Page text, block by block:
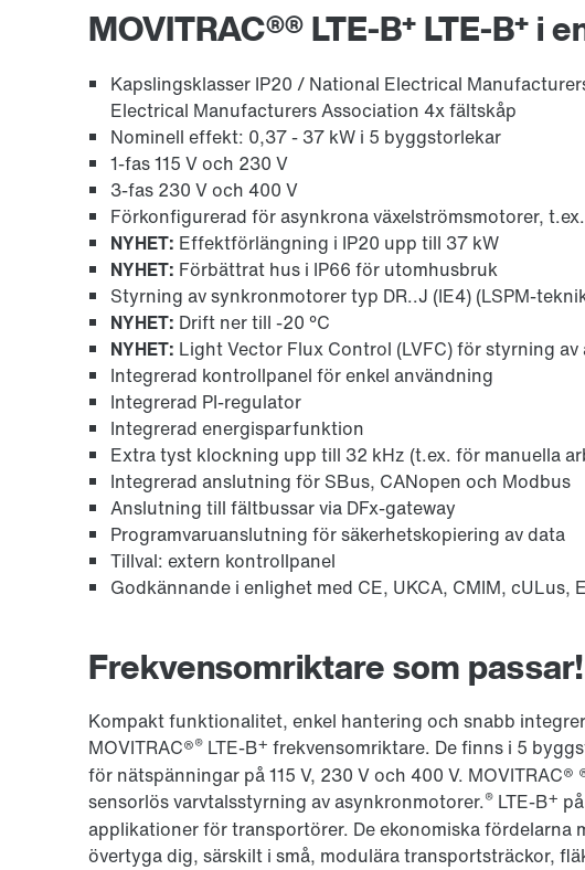
MOVITRAC®® LTE-B+ LTE-B+ i
Kapslingsklasser IP20 / National Electrical
Electrical Manufacturers Association 4x fältskåp
Nominell effekt: 0,37 - 37 kW i 5 byggstorlekar
1-fas 115 V och 230 V
3-fas 230 V och 400 V
Förkonfigurerad för asynkrona växelströmsmotorer,
NYHET: Effektförlängning i IP20 upp till 37 kW
NYHET: Förbättrat hus i IP66 för utomhusbruk
Styrning av synkronmotorer typ DR..J (IE4) (LSPM-
NYHET: Drift ner till -20 °C
NYHET: Light Vector Flux Control (LVFC) för styrning
Integrerad kontrollpanel för enkel användning
Integrerad PI-regulator
Integrerad energisparfunktion
Extra tyst klockning upp till 32 kHz (t.ex. för manuella
Integrerad anslutning för SBus, CANopen och Modbus
Anslutning till fältbussar via DFx-gateway
Programvaruanslutning för säkerhetskopiering av data
Tillval: extern kontrollpanel
Godkännande i enlighet med CE, UKCA, CMIM, cULus,
Frekvensomriktare som passar!
Kompakt funktionalitet, enkel hantering och snabb
MOVITRAC®® LTE-B+ frekvensomriktare. De finns i 5
för nätspänningar på 115 V, 230 V och 400 V.
sensorlös varvtalsstyrning av asynkronmotorer.® LTE-B+
applikationer för transportörer. De ekonomiska fördelarna
övertyga dig, särskilt i små, modulära transportsträckor,